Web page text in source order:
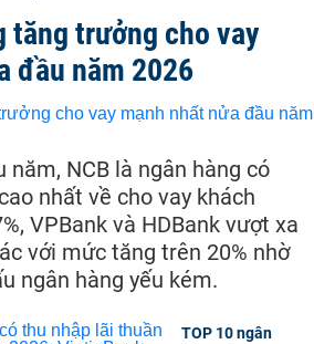
tăng trưởng cho vay
đầu năm 2026
năm, NCB là ngân hàng có
nhất về cho vay khách
VPBank và HDBank vượt xa
với mức tăng trên 20% nhờ
ngân hàng yếu kém.
TOP 10 ngân